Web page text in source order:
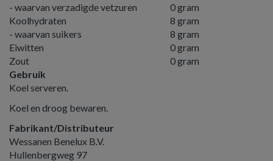
- waarvan verzadigde vetzuren
0 gram
Koolhydraten
- waarvan suikers
8 gram
8 gram
Eiwitten
0 gram
Zout
0 gram
Gebruik
Koel serveren.
Koel en droog bewaren.
Fabrikant/Distributeur
Wessanen Benelux B.V.
Hullenbergweg 97